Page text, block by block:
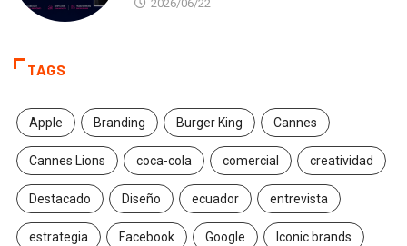
2026/06/22
TAGS
Apple Branding Burger King Cannes
Cannes Lions coca-cola comercial creatividad
Destacado Diseño ecuador entrevista
estrategia Facebook Google Iconic brands